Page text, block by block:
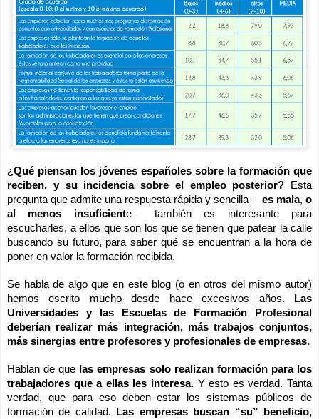
¿Qué piensan los jóvenes españoles sobre la formación que
reciben, y su incidencia sobre el empleo posterior? Esta
pregunta que admite una respuesta rápida y sencilla —es mala, o
al menos insuficiente— también es interesante para
escucharles, a ellos que son los que se tienen que patear la calle
buscando su futuro, para saber qué se encuentran a la hora de
poner en valor la formación recibida.
Se habla de algo que en este blog (o en otros del mismo autor)
hemos escrito mucho desde hace excesivos años.
Las
Universidades y las Escuelas de Formación Profesional
deberían realizar más integración, más trabajos conjuntos,
más sinergias entre profesores y profesionales de empresas.
Hablan de que las empresas solo realizan formación para los
trabajadores que a ellas les interesa. Y esto es verdad. Tanta
verdad, que para eso deben estar los sistemas públicos de
formación de calidad.
Las empresas buscan “su” beneficio,